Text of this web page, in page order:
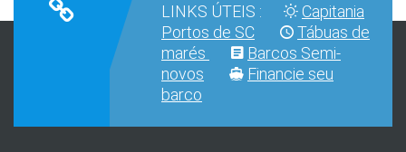
LINKS ÚTEIS :
Capitania
Portos de SC
Tábuas de
marés
Barcos Semi-
novos
Financie seu
barco